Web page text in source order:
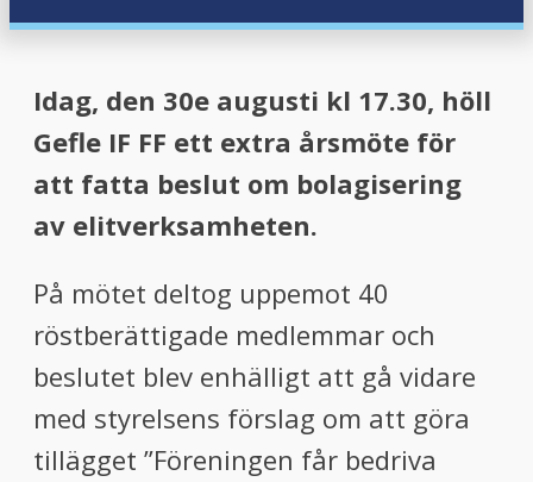
Idag, den 30e augusti kl 17.30, höll
Gefle IF FF ett extra årsmöte för
att fatta beslut om bolagisering
av elitverksamheten.
På mötet deltog uppemot 40
röstberättigade medlemmar och
beslutet blev enhälligt att gå vidare
med styrelsens förslag om att göra
tillägget ”Föreningen får bedriva